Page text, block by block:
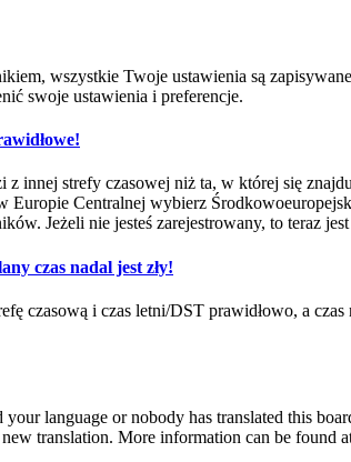
wszystkie Twoje ustawienia są
swoje ustawienia i preferencje.
innej strefy czasowej niż ta, w której się
Europie Centralnej wybierz
Jeżeli nie jesteś zarejestrowany, to teraz
czas nadal jest zły!
czasową i czas letni/DST prawidłowo, a
language or nobody has translated this
translation. More information can be found